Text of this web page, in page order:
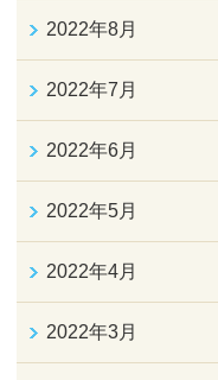
2022年8月
2022年7月
2022年6月
2022年5月
2022年4月
2022年3月